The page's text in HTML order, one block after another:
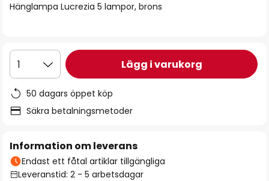
Hänglampa Lucrezia 5 lampor, brons
1 Lägg i varukorg
50 dagars öppet köp
Säkra betalningsmetoder
Information om leverans
Endast ett fåtal artiklar tillgängliga
Leveranstid: 2 - 5 arbetsdagar